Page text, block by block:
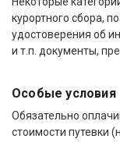
курортного сбора,
удостоверения об
и т.п. документы,
Особые условия
Обязательно
стоимости путевки